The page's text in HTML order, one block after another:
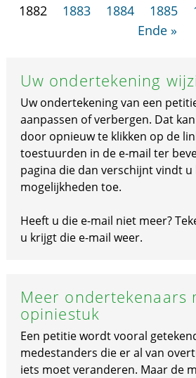
1882
1883 1884 1885
Ende »
Uw ondertekening
Uw ondertekening van een
aanpassen of verbergen. Dat
door opnieuw te klikken op de
toestuurden in de e-mail ter
pagina die dan verschijnt vindt u
mogelijkheden toe.
Heeft u die e-mail niet meer?
u krijgt die e-mail weer.
Meer ondertekenaars
opiniestuk
Een petitie wordt vooral
medestanders die er al van
iets moet veranderen. Maar de